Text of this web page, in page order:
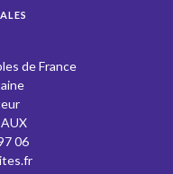
de France
06